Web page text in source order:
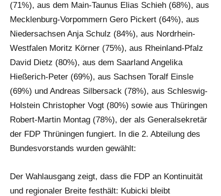
(71%), aus dem Main-Taunus Elias Schieh (68%), aus
Mecklenburg-Vorpommern Gero Pickert (64%), aus
Niedersachsen Anja Schulz (84%), aus Nordrhein-
Westfalen Moritz Körner (75%), aus Rheinland-Pfalz
David Dietz (80%), aus dem Saarland Angelika
Hießerich-Peter (69%), aus Sachsen Toralf Einsle
(69%) und Andreas Silbersack (78%), aus Schleswig-
Holstein Christopher Vogt (80%) sowie aus Thüringen
Robert-Martin Montag (78%), der als Generalsekretär
der FDP Thrüningen fungiert. In die 2. Abteilung des
Bundesvorstands wurden gewählt:
Der Wahlausgang zeigt, dass die FDP an Kontinuität
und regionaler Breite festhält: Kubicki bleibt